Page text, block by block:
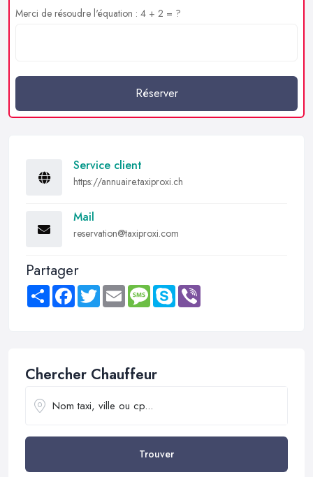
Merci de résoudre l'équation : 4 + 2 = ?
Réserver
Service client
https://annuaire.taxiproxi.ch
Mail
reservation@taxiproxi.com
Partager
Share FacebookTwitter Email MessageSkype
Chercher Chauffeur
Trouver